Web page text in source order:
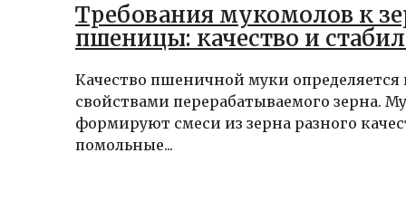
Требования мукомолов к
пшеницы: качество и
Качество пшеничной муки определяется
свойствами перерабатываемого зерна.
формируют смеси из зерна разного
помольные...